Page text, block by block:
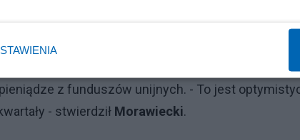
najlepszej ocenie polskiej gospodarki przez
wzrostu gospodarczego Polski w kolejnych
z funduszów unijnych. - To jest
- stwierdził Morawiecki.